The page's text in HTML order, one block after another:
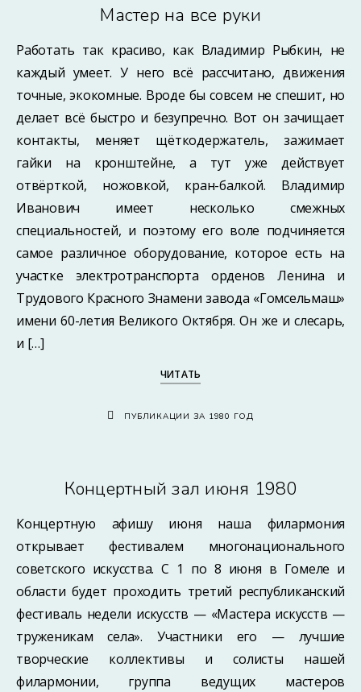
Мастер на все руки
Работать так красиво, как Владимир Рыбкин, не
каждый умеет. У него всё рассчитано, движения
точные, экокомные. Вроде бы совсем не спешит, но
делает всё быстро и безупречно. Вот он зачищает
контакты, меняет щёткодержатель, зажимает
гайки на кронштейне, а тут уже действует
отвёрткой, ножовкой, кран-балкой. Владимир
Иванович имеет несколько смежных
специальностей, и поэтому его воле подчиняется
самое различное оборудование, которое есть на
участке электротранспорта орденов Ленина и
Трудового Красного Знамени завода «Гомсельмаш»
имени 60-летия Великого Октября. Он же и слесарь,
и […]
ЧИТАТЬ
ПУБЛИКАЦИИ ЗА 1980 ГОД
Концертный зал июня 1980
Концертную афишу июня наша филармония
открывает фестивалем многонационального
советского искусства. С 1 по 8 июня в Гомеле и
области будет проходить третий республиканский
фестиваль недели искусств — «Мастера искусств —
труженикам села». Участники его — лучшие
творческие коллективы и солисты нашей
филармонии, группа ведущих мастеров